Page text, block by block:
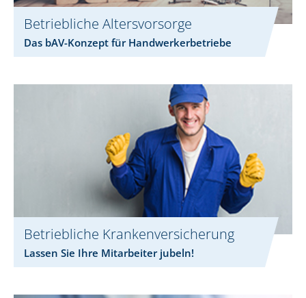
Betriebliche Altersvorsorge
Das bAV-Konzept für Handwerkerbetriebe
Betriebliche Krankenversicherung
Lassen Sie Ihre Mitarbeiter jubeln!